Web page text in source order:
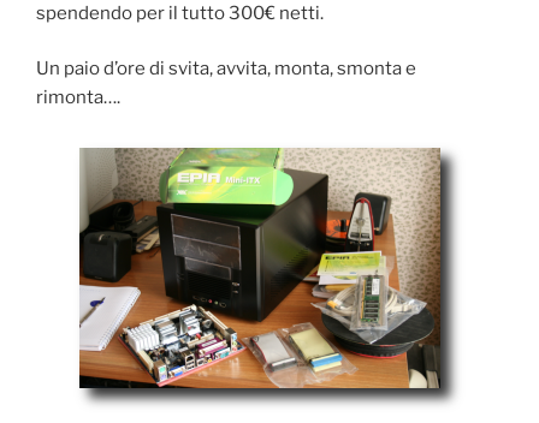
spendendo per il tutto 300€ netti.
Un paio d’ore di svita, avvita, monta, smonta e
rimonta….